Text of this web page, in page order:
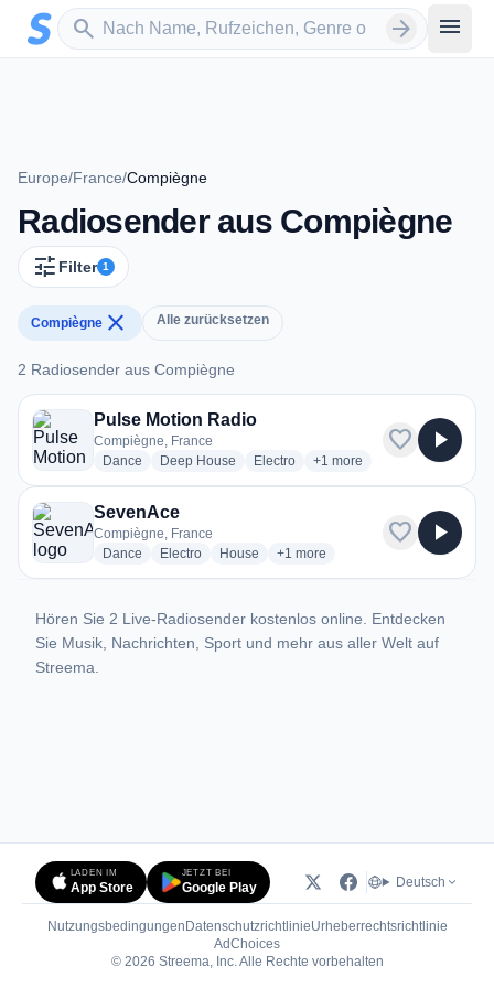
Zum Hauptinhalt springen
search
Sender suchen arrow_forward menu
Europe/France/Compiègne
Radiosender aus Compiègne
tune Filter 1
Compiègne close Alle zurücksetzen
2 Radiosender aus Compiègne
2 Radiosender aus Compiègne
Pulse Motion Radio
Compiègne, France
Dance radio stations
Deep House radio stations
Electroradio stations
+1 more genres for Pulse
more
favorite play_arrow
SevenAce
Compiègne, France
Dance radio stations
Electroradio stations
House radio stations
+1 more genres for SevenAce
more
favorite play_arrow
Hören Sie 2 Live-Radiosender kostenlos online. Entdecken
Sie Musik, Nachrichten, Sport und mehr aus aller Welt auf
Streema.
LADEN IM
App Store
JETZT BEI
Google Play Deutsch
Nutzungsbedingungen DatenschutzrichtlinieUrheberrechtsrichtlinie
AdChoices(öffnet in neuem Tab)
© 2026 Streema, Inc. Alle Rechte vorbehalten